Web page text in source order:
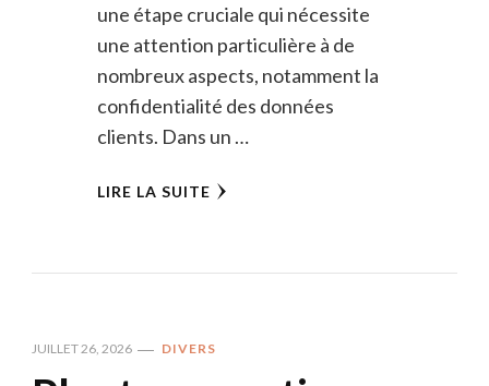
une étape cruciale qui nécessite
une attention particulière à de
nombreux aspects, notamment la
confidentialité des données
clients. Dans un …
LIRE LA SUITE
JUILLET 26, 2026 DIVERS